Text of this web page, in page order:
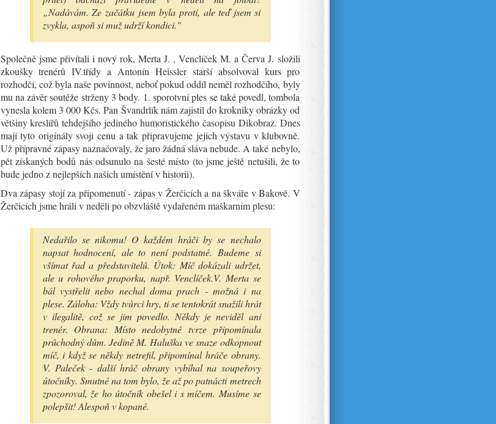
„Nadávám. Ze začátku jsem byla proti, ale teď jsem si
zvykla, aspoň si muž udrží kondici."
Společně jsme přivítali i nový rok, Merta J. , Venclíček M. a Červa J. složili
zkoušky trenérů IV.třídy a Antonín Heissler starší absolvoval kurs pro
rozhodčí, což byla naše povinnost, neboť pokud oddíl neměl rozhodčího, byly
mu na závěr soutěže strženy 3 body. 1. sporotvní ples se také povedl, tombola
vynesla kolem 3 000 Kčs. Pan Švandrlík nám zajistil do krokniky obrázky od
většiny kreslířů tehdejšího jediného humoristického časopisu Dikobraz. Dnes
mají tyto originály svoji cenu a tak připravujeme jejich výstavu v klubovně.
Už přípravné zápasy naznačovaly, že jaro žádná sláva nebude. A také nebylo,
pět získaných bodů nás odsunulo na šesté místo (to jsme ještě netušili, že to
bude jedno z nejlepších našich umístění v historii).
Dva zápasy stojí za připomenutí - zápas v Žerčicích a na škváře v Bakově. V
Žerčicích jsme hráli v neděli po obzvláště vydařeném maškarním plesu:
Nedařilo se nikomu! O každém hráči by se nechalo
napsat hodnocení, ale to není podstatné. Budeme si
všímat řad a představitelů. Útok: Míč dokázali udržet,
ale u rohového praporku, např. Venclíček.V. Merta se
bál vystřelit nebo nechal doma prach - možná i na
plese. Záloha: Vždy tvůrci hry, ti se tentokrát snažili hrát
v ilegalitě, což se jim povedlo. Někdy je neviděl ani
trenér. Obrana: Místo nedobytné tvrze připomínala
průchodný dům. Jedině M. Haluška ve snaze odkopnout
míč, i když se někdy netrefil, připomínal hráče obrany.
V. Paleček - další hráč obrany vybíhal na soupeřovy
útočníky. Smutné na tom bylo, že až po patnácti metrech
zpozoroval, že ho útočník obešel i s míčem. Musíme se
polepšit! Alespoň v kopané.